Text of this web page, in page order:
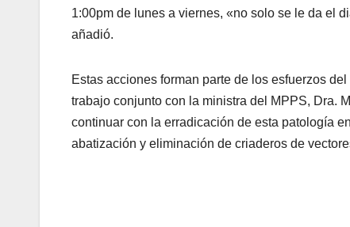
1:00pm de lunes a viernes, «no solo se le da el
añadió.
Estas acciones forman parte de los esfuerzos
trabajo conjunto con la ministra del MPPS, Dra.
continuar con la erradicación de esta patología
abatización y eliminación de criaderos de